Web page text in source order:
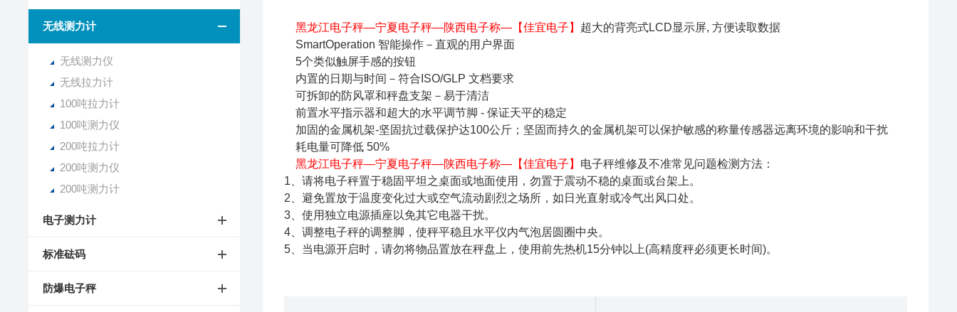
无线测力计
无线测力仪
无线拉力计
100吨拉力计
100吨测力仪
200吨拉力计
200吨测力仪
200吨测力计
电子测力计
标准砝码
防爆电子秤
黑龙江电子秤—宁夏电子秤—陕西电子称—【佳宜电子】 超大的背亮式LCD显示屏, 方便读取数据
SmartOperation 智能操作－直观的用户界面
5个类似触屏手感的按钮
内置的日期与时间－符合ISO/GLP 文档要求
可拆卸的防风罩和秤盘支架－易于清洁
前置水平指示器和超大的水平调节脚 - 保证天平的稳定
加固的金属机架-坚固抗过载保护达100公斤；坚固而持久的金属机架可以保护敏感的称量传感器远离环境的影响和干扰
耗电量可降低 50%
黑龙江电子秤—宁夏电子秤—陕西电子称—【佳宜电子】 电子秤维修及不准常见问题检测方法：
1、请将电子秤置于稳固平坦之桌面或地面使用，勿置于震动不稳的桌面或台架上。
2、避免置放于温度变化过大或空气流动剧烈之场所，如日光直射或冷气出风口处。
3、使用独立电源插座以免其它电器干扰。
4、调整电子秤的调整脚，使秤平稳且水平仪内气泡居圆圈中央。
5、当电源开启时，请勿将物品置放在秤盘上，使用前先热机15分钟以上(高精度秤必须更长时间)。